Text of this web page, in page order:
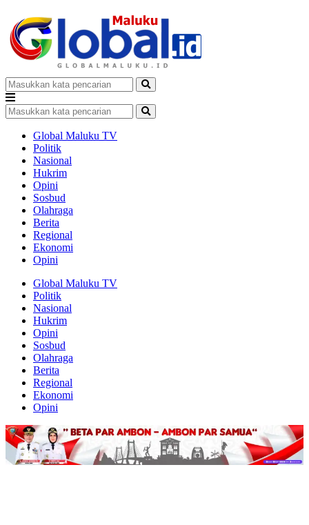
Global Maluku TV
Politik
Nasional
Hukrim
Opini
Sosbud
Olahraga
Berita
Regional
Ekonomi
Opini
Global Maluku TV
Politik
Nasional
Hukrim
Opini
Sosbud
Olahraga
Berita
Regional
Ekonomi
Opini